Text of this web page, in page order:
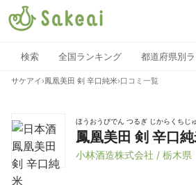
検索 全国ランキング 都道府県別
サケアイ ›鳳凰美田 剣 辛口純米›口コミ一覧
ほうおうびでん つるぎ じからくちじ
鳳凰美田 剣 辛口
小林酒造株式会社 / 栃木県